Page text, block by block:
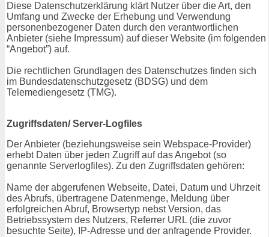
Diese Datenschutzerklärung klärt Nutzer über die Art, den
Umfang und Zwecke der Erhebung und Verwendung
personenbezogener Daten durch den verantwortlichen
Anbieter (siehe Impressum) auf dieser Website (im folgenden
“Angebot”) auf.
Die rechtlichen Grundlagen des Datenschutzes finden sich
im Bundesdatenschutzgesetz (BDSG) und dem
Telemediengesetz (TMG).
Zugriffsdaten/ Server-Logfiles
Der Anbieter (beziehungsweise sein Webspace-Provider)
erhebt Daten über jeden Zugriff auf das Angebot (so
genannte Serverlogfiles). Zu den Zugriffsdaten gehören:
Name der abgerufenen Webseite, Datei, Datum und Uhrzeit
des Abrufs, übertragene Datenmenge, Meldung über
erfolgreichen Abruf, Browsertyp nebst Version, das
Betriebssystem des Nutzers, Referrer URL (die zuvor
besuchte Seite), IP-Adresse und der anfragende Provider.